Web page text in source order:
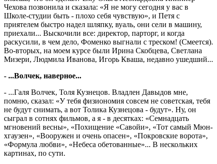
Чехова позвонила и сказала: «Я не могу сегодня у вас в
Школе-студии быть - плохо себя чувствую», и Петя с
приятелем быстро надел шляпку, вуаль, они сели в машину,
приехали... Выскочили все: директор, парторг, и когда
раскусили, в чем дело, Фоменко выгнали с треском! (Смеется).
Во-вторых, на моем курсе были Ирина Скобцева, Светлана
Мизери, Людмила Иванова, Игорь Кваша, недавно ушедший...
- ...Волчек, наверное...
- ...Галя Волчек, Толя Кузнецов. Владлен Давыдов мне,
помню, сказал: «У тебя физиономия совсем не советская, тебя
не будут снимать, а вот Толика Кузнецова - будут». Ну, он
сыграл в сотнях фильмов, а я - в десятках: «Семнадцать
мгновений весны», «Похищение «Савойи», «Тот самый Мюн­
х­гаузен», «Вооружен и очень опасен», «Покровские ворота»,
«Формула люб­ви», «Небеса обетованные»... В нескольких
картинах, по сути.